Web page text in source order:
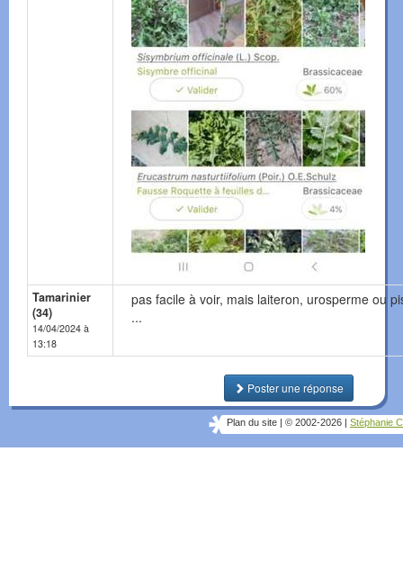
Tamarinier
(34)
14/04/2024 à
13:18
pas facile à voir, mais laiteron, urosperme ou
...
Poster une réponse
Plan du site © 2002-2026 Stéphanie C